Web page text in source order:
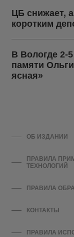
ЦБ снижает,
коротким
В Вологде 2-
памяти
ясная»
ОБ ИЗДАНИИ
ПРАВИЛА
ТЕХНОЛОГИЙ
ПРАВИЛА
КОНТАКТЫ
ПРАВИЛА